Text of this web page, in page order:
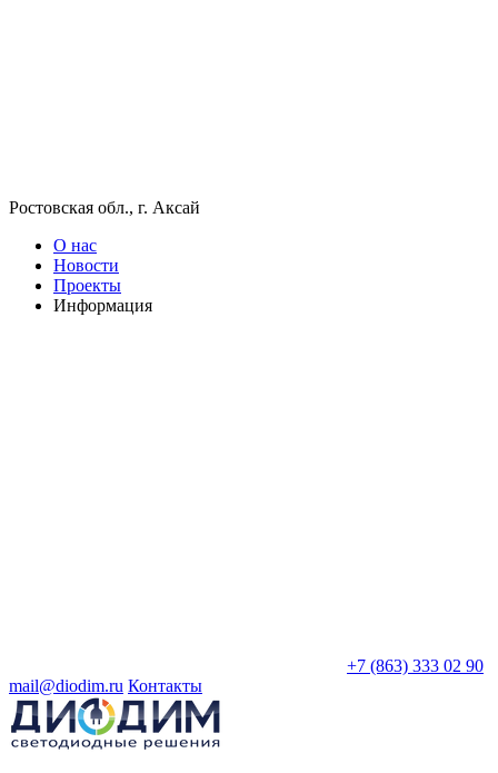
Ростовская обл., г. Аксай
О нас
Новости
Проекты
Информация
+7 (863) 333 02 90
mail@diodim.ru Контакты